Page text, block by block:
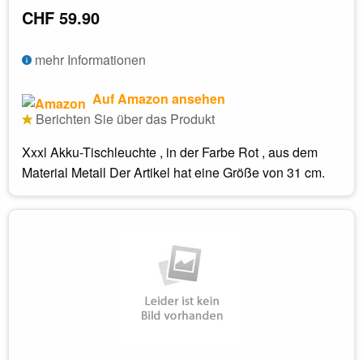
CHF 59.90
mehr Informationen
Auf Amazon ansehen
Berichten Sie über das Produkt
Xxxl Akku-Tischleuchte , in der Farbe Rot , aus dem
Material Metall Der Artikel hat eine Größe von 31 cm.